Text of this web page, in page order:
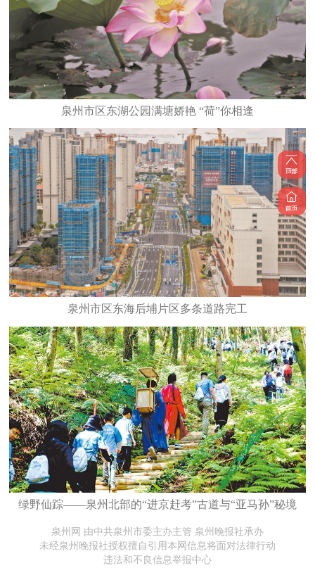
泉州市区东湖公园满塘娇艳 “荷”你相逢
泉州市区东海后埔片区多条道路完工
绿野仙踪——泉州北部的“进京赶考”古道与“亚马孙”秘境
泉州网 由中共泉州市委主办主管 泉州晚报社承办
未经泉州晚报社授权擅自引用本网信息将面对法律行动
违法和不良信息举报中心